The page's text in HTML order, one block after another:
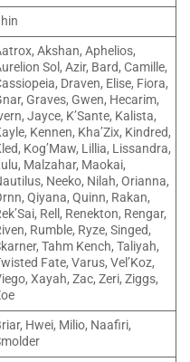
Akshan, Aphelios,
Sol, Azir, Bard, Camille,
Draven, Elise, Fiora,
Graves, Gwen, Hecarim,
Jayce, K’Sante, Kalista,
Kennen, Kha’Zix, Kindred,
Kog’Maw, Lillia, Lissandra,
Malzahar, Maokai,
Neeko, Nilah, Orianna,
Qiyana, Quinn, Rakan,
Rell, Renekton, Rengar,
Rumble, Ryze, Singed,
Tahm Kench, Taliyah,
Fate, Varus, Vel’Koz,
Xayah, Zac, Zeri, Ziggs,
Hwei, Milio, Naafiri,